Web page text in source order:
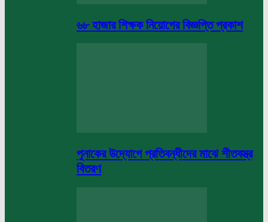
৬৮ হাজার শিক্ষক নিয়োগের বিজ্ঞপ্তি প্রকাশ
পুনাকের উদ্যোগে প্রতিবন্ধীদের মাঝে শীতবস্ত্র
বিতরণ